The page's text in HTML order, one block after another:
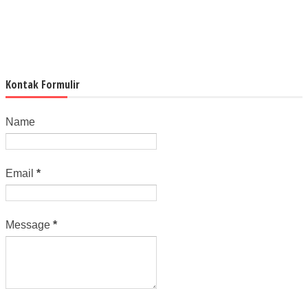
Kontak Formulir
Name
Email *
Message *